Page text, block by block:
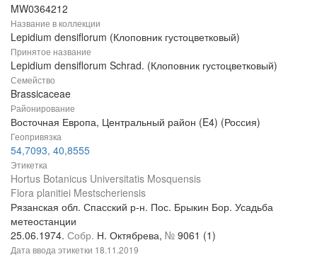
MW0364212
Название в коллекции
Lepidium densiflorum (Клоповник густоцветковый)
Принятое название
Lepidium densiflorum Schrad. (Клоповник густоцветковый)
Семейство
Brassicaceae
Районирование
Восточная Европа, Центральный район (E4) (Россия)
Геопривязка
54,7093, 40,8555
Этикетка
Hortus Botanicus Universitatis Mosquensis
Flora planitiei Mestscheriensis
Рязанская обл. Спасский р-н. Пос. Брыкин Бор. Усадьба
метеостанции
25.06.1974. Собр. Н. Октябрева, № 9061 (1)
Дата ввода этикетки 18.11.2019